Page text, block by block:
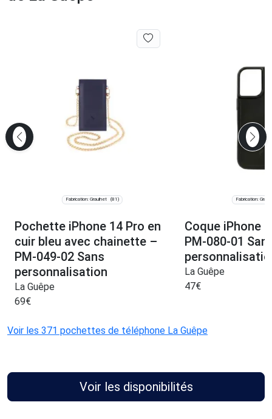
Fabrication: Graulhet (81)
Pochette iPhone 14 Pro en
cuir bleu avec chainette –
PM-049-02 Sans
personnalisation
La Guêpe
69€
Fabrication:
Coque iPhone
PM-080-01
La Guêpe
47€
Voir les 371 pochettes de téléphone La Guêpe
Voir les disponibilités